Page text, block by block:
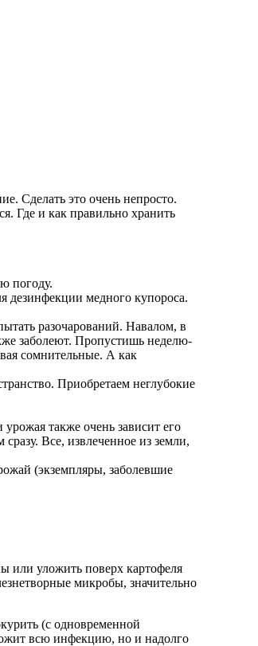
Сделать это очень непросто.
Где и как правильно хранить
погоду.
дезинфекции медного купороса.
разочарований. Навалом, в
заболеют. Пропустишь неделю-
сомнительные. А как
Приобретаем неглубокие
также очень зависит его
Все, извлеченное из земли,
(экземпляры, заболевшие
или уложить поверх картофеля
микробы, значительно
(с одновременной
всю инфекцию, но и надолго